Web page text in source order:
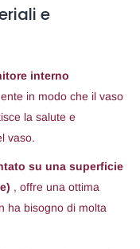
e
interno
in modo che il vaso
la salute e
vaso.
su una superficie
, offre una ottima
ha bisogno di molta